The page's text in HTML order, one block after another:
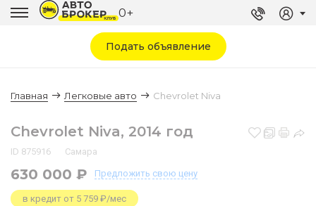
0+
Подать объявление
Главная Легковые авто Chevrolet Niva
Chevrolet Niva, 2014 год
ID 875916 Самара
630 000 ₽ Предложить свою цену
в кредит от 5 759 ₽/мес